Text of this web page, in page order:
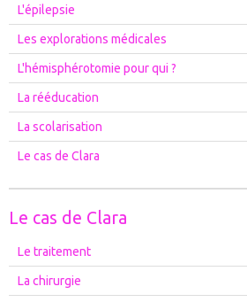
L'épilepsie
Les explorations médicales
L'hémisphérotomie pour qui ?
La rééducation
La scolarisation
Le cas de Clara
Le cas de Clara
Le traitement
La chirurgie